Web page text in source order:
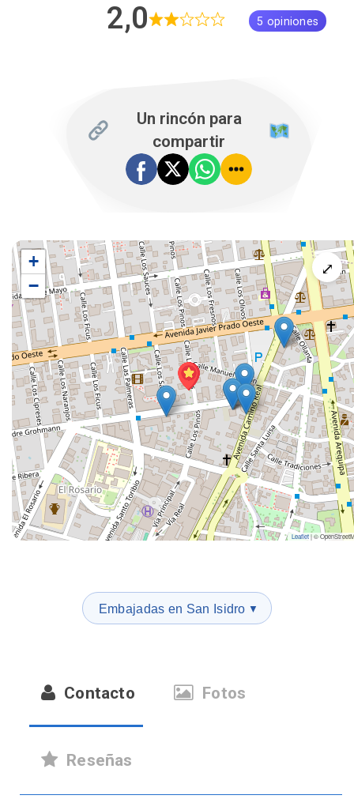
2,0 5 opiniones
Un rincón para
compartir
⤢
+
−
Leaflet|©
Embajadas en San Isidro ▼
Contacto Fotos
Reseñas